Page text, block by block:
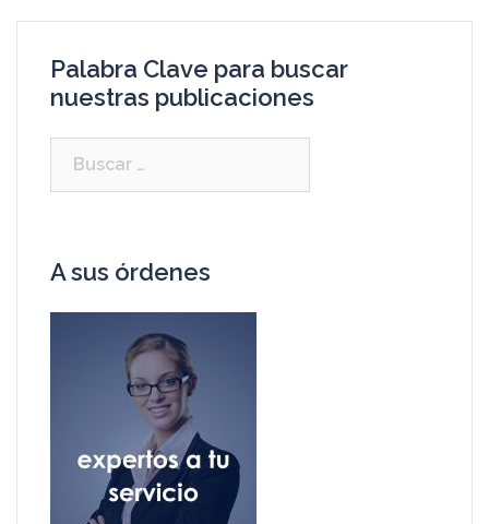
Palabra Clave para buscar
nuestras publicaciones
A sus órdenes